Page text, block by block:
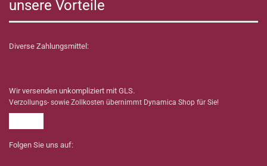
unsere Vorteile
Diverse Zahlungsmittel:
Wir versenden unkompliziert mit GLS.
Verzollungs- sowie Zollkosten übernimmt Dynamica Shop für Sie!
Folgen Sie uns auf: